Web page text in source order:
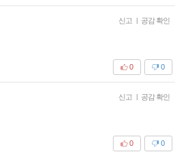
신고 | 공감 확인
0
0
신고 | 공감 확인
0
0